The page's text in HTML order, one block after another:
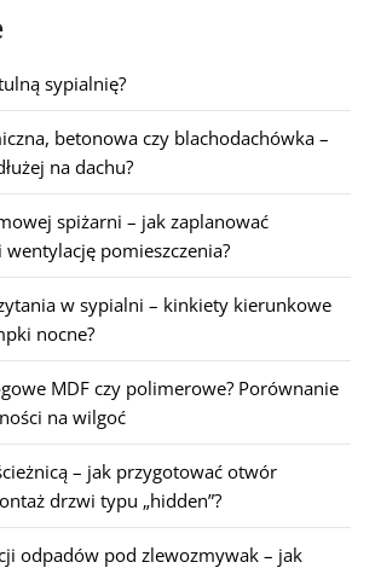
sypialnię?
betonowa czy blachodachówka –
na dachu?
spiżarni – jak zaplanować
wentylację pomieszczenia?
w sypialni – kinkiety kierunkowe
nocne?
MDF czy polimerowe? Porównanie
na wilgoć
– jak przygotować otwór
drzwi typu „hidden”?
odpadów pod zlewozmywak – jak